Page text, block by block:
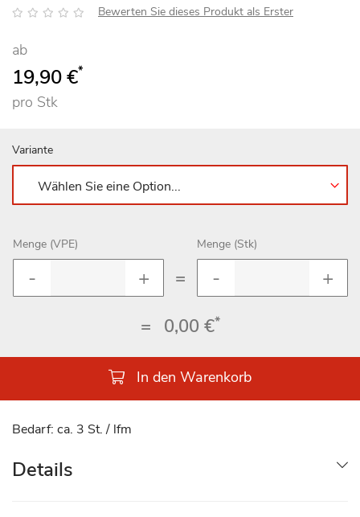
Bewertung: Bewerten Sie dieses Produkt als Erster
ab
19,90 €*
pro Stk
Variante
Menge (VPE)
=
Menge (Stk)
= 0,00 €*
In den Warenkorb
Bedarf: ca. 3 St. / lfm
Details